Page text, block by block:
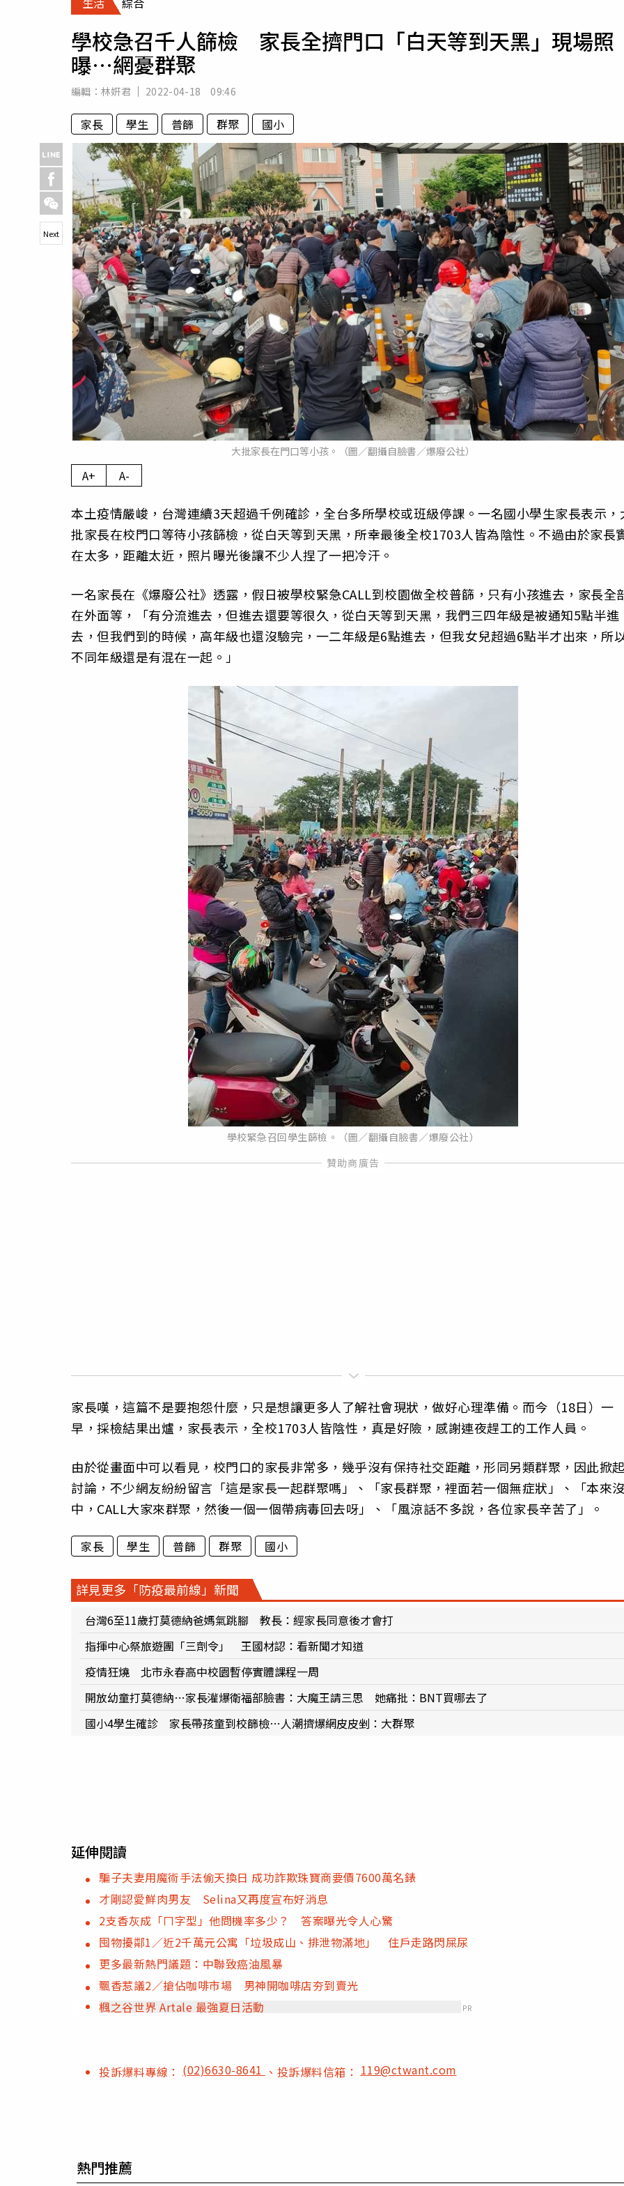
專欄
運勢
學校急召千人篩檢 家長全擠門口「白天等到天黑」現場照
曝…網憂群聚
編輯： 林姸君 2022-04-18 09:46
家長 學生 普篩 群聚 國小
大批家長在門口等小孩。（圖／翻攝自臉書／爆廢公社）
Next
A+ A-
本土疫情嚴峻，台灣連續3天超過千例確診，全台多所學校或班級停課。一名國小學生家長表示，
批家長在校門口等待小孩篩檢，從白天等到天黑，所幸最後全校1703人皆為陰性。不過由於家長
在太多，距離太近，照片曝光後讓不少人捏了一把冷汗。
一名家長在《爆廢公社》透露，假日被學校緊急CALL到校園做全校普篩，只有小孩進去，家長全
在外面等，「有分流進去，但進去還要等很久，從白天等到天黑，我們三四年級是被通知5點半進
去，但我們到的時候，高年級也還沒驗完，一二年級是6點進去，但我女兒超過6點半才出來，所
不同年級還是有混在一起。」
學校緊急召回學生篩檢。（圖／翻攝自臉書／爆廢公社）
家長嘆，這篇不是要抱怨什麼，只是想讓更多人了解社會現狀，做好心理準備。而今（18日）一
早，採檢結果出爐，家長表示，全校1703人皆陰性，真是好險，感謝連夜趕工的工作人員。
由於從畫面中可以看見，校門口的家長非常多，幾乎沒有保持社交距離，形同另類群聚，因此掀
討論，不少網友紛紛留言「這是家長一起群聚嗎」、「家長群聚，裡面若一個無症狀」、「本來
中，CALL大家來群聚，然後一個一個帶病毒回去呀」、「風涼話不多說，各位家長辛苦了」。
家長 學生 普篩 群聚 國小
詳見更多「防疫最前線」新聞
台灣6至11歲打莫德納爸媽氣跳腳 教長：經家長同意後才會打
指揮中心祭旅遊團「三劑令」 王國材認：看新聞才知道
疫情狂燒 北市永春高中校園暫停實體課程一周
開放幼童打莫德納…家長灌爆衛福部臉書：大魔王請三思 她痛批：BNT買哪去了
國小4學生確診 家長帶孩童到校篩檢…人潮擠爆網皮皮剉：大群聚
延伸閱讀
騙子夫妻用魔術手法偷天換日 成功詐欺珠寶商要價7600萬名錶
才剛認愛鮮肉男友 Selina又再度宣布好消息
2支香灰成「ㄇ字型」他問機率多少？ 答案曝光令人心驚
囤物擾鄰1／近2千萬元公寓「垃圾成山、排泄物滿地」 住戶走路閃屎尿
更多最新熱門議題：中聯致癌油風暴
飄香惹議2／搶佔咖啡市場 男神開咖啡店夯到賣光
楓之谷世界 Artale 最強夏日活動
PR
投訴爆料專線： (02)6630-8641 、投訴爆料信箱：119@ctwant.com
熱門推薦